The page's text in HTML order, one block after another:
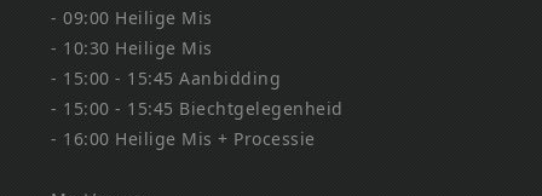
- 09:00 Heilige Mis
- 10:30 Heilige Mis
- 15:00 - 15:45 Aanbidding
- 15:00 - 15:45 Biechtgelegenheid
- 16:00 Heilige Mis + Processie